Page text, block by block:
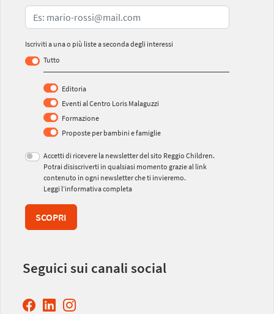
Iscriviti a una o più liste a seconda degli interessi
Tutto
Editoria
Eventi al Centro Loris Malaguzzi
Formazione
Proposte per bambini e famiglie
Accetti di ricevere la newsletter del sito Reggio Children.
Potrai disiscriverti in qualsiasi momento grazie al link
contenuto in ogni newsletter che ti invieremo.
Leggi l’informativa completa
SCOPRI
Seguici sui canali social